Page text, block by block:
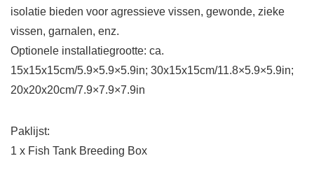
isolatie bieden voor agressieve vissen, gewonde, zieke
vissen, garnalen, enz.
Optionele installatiegrootte: ca.
15x15x15cm/5.9×5.9×5.9in; 30x15x15cm/11.8×5.9×5.9in;
20x20x20cm/7.9×7.9×7.9in
Paklijst:
1 x Fish Tank Breeding Box